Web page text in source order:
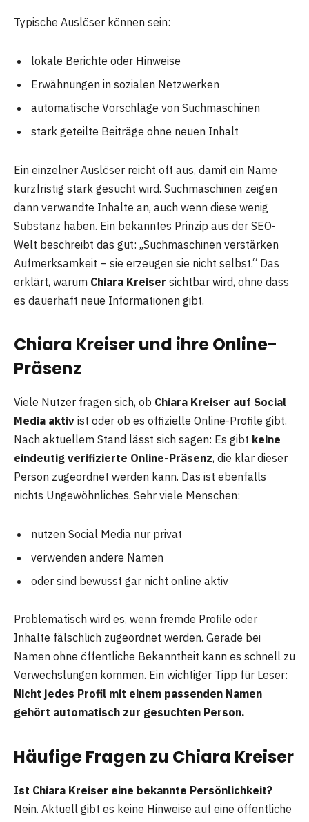
Typische Auslöser können sein:
lokale Berichte oder Hinweise
Erwähnungen in sozialen Netzwerken
automatische Vorschläge von Suchmaschinen
stark geteilte Beiträge ohne neuen Inhalt
Ein einzelner Auslöser reicht oft aus, damit ein Name
kurzfristig stark gesucht wird. Suchmaschinen zeigen
dann verwandte Inhalte an, auch wenn diese wenig
Substanz haben. Ein bekanntes Prinzip aus der SEO-
Welt beschreibt das gut: „Suchmaschinen verstärken
Aufmerksamkeit – sie erzeugen sie nicht selbst.“ Das
erklärt, warum Chiara Kreiser sichtbar wird, ohne dass
es dauerhaft neue Informationen gibt.
Chiara Kreiser und ihre Online-
Präsenz
Viele Nutzer fragen sich, ob Chiara Kreiser auf Social
Media aktiv ist oder ob es offizielle Online-Profile gibt.
Nach aktuellem Stand lässt sich sagen: Es gibt keine
eindeutig verifizierte Online-Präsenz, die klar dieser
Person zugeordnet werden kann. Das ist ebenfalls
nichts Ungewöhnliches. Sehr viele Menschen:
nutzen Social Media nur privat
verwenden andere Namen
oder sind bewusst gar nicht online aktiv
Problematisch wird es, wenn fremde Profile oder
Inhalte fälschlich zugeordnet werden. Gerade bei
Namen ohne öffentliche Bekanntheit kann es schnell zu
Verwechslungen kommen. Ein wichtiger Tipp für Leser:
Nicht jedes Profil mit einem passenden Namen
gehört automatisch zur gesuchten Person.
Häufige Fragen zu Chiara Kreiser
Ist Chiara Kreiser eine bekannte Persönlichkeit?
Nein. Aktuell gibt es keine Hinweise auf eine öffentliche